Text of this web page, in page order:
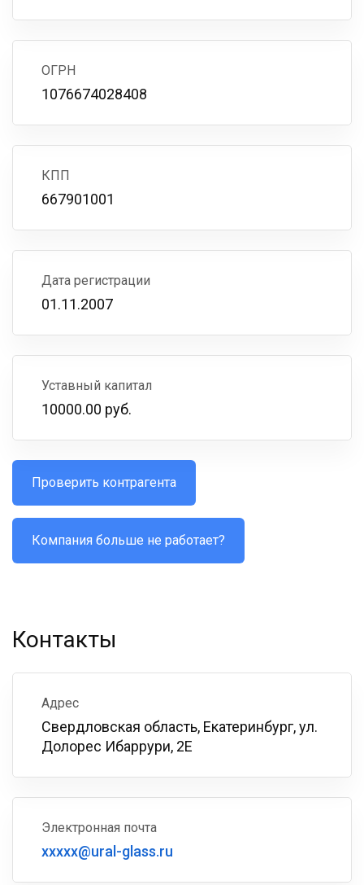
ОГРН
1076674028408
КПП
667901001
Дата регистрации
01.11.2007
Уставный капитал
10000.00 руб.
Проверить контрагента
Компания больше не работает?
Контакты
Адрес
Свердловская область, Екатеринбург, ул.
Долорес Ибаррури, 2Е
Электронная почта
xxxxx@ural-glass.ru